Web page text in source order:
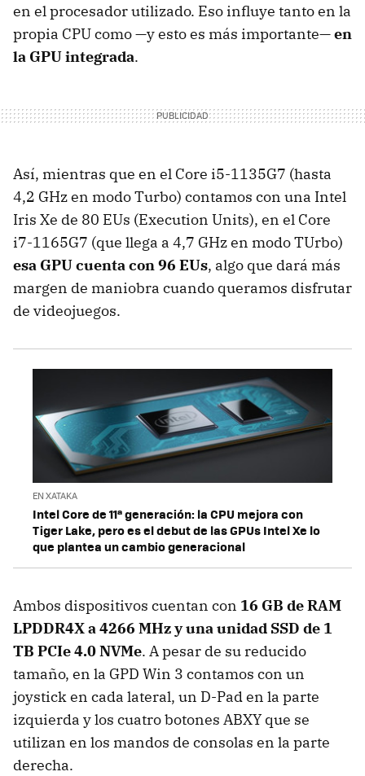
en el procesador utilizado. Eso influye tanto en la
propia CPU como —y esto es más importante—en
la GPU integrada.
Así, mientras que en el Core i5-1135G7 (hasta
4,2 GHz en modo Turbo) contamos con una Intel
Iris Xe de 80 EUs (Execution Units), en el Core
i7-1165G7 (que llega a 4,7 GHz en modo TUrbo)
esa GPU cuenta con 96 EUs, algo que dará más
margen de maniobra cuando queramos disfrutar
de videojuegos.
EN XATAKA
Intel Core de 11ª generación: la CPU mejora con
Tiger Lake, pero es el debut de las GPUs Intel Xe lo
que plantea un cambio generacional
Ambos dispositivos cuentan con 16 GB de RAM
LPDDR4X a 4266 MHz y una unidad SSD de 1
TB PCIe 4.0 NVMe. A pesar de su reducido
tamaño, en la GPD Win 3 contamos con un
joystick en cada lateral, un D-Pad en la parte
izquierda y los cuatro botones ABXY que se
utilizan en los mandos de consolas en la parte
derecha.